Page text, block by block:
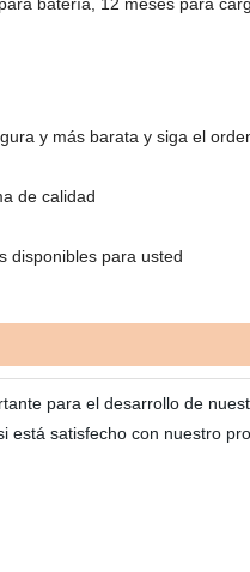
y más barata y siga el
de calidad
disponibles para usted
para el desarrollo de
está satisfecho con nuestro